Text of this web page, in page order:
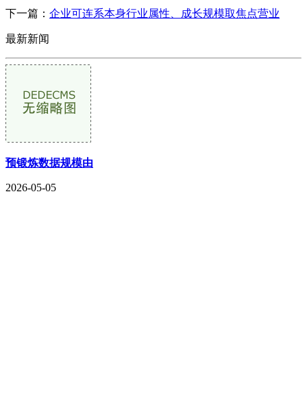
下一篇： 企业可连系本身行业属性、成长规模取焦点营业
最新新闻
预锻炼数据规模由
2026-05-05